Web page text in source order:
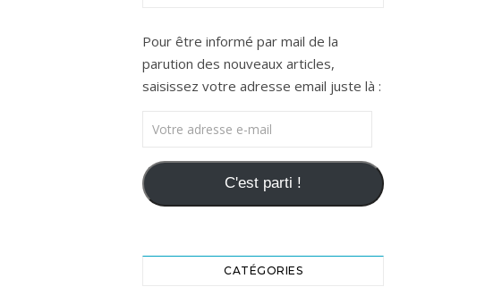
Pour être informé par mail de la
parution des nouveaux articles,
saisissez votre adresse email juste là :
Votre adresse e-mail
C'est parti !
CATÉGORIES